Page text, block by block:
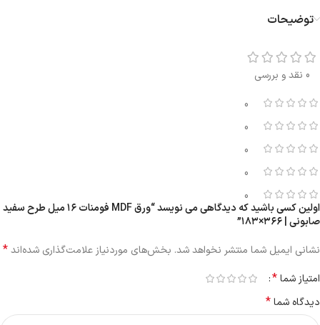
توضیحات
0 نقد و بررسی
0
0
0
0
0
اولین کسی باشید که دیدگاهی می نویسد “ورق MDF فومنات ۱۶ میل طرح سفید
صابونی | ۳۶۶×۱۸۳”
نشانی ایمیل شما منتشر نخواهد شد. بخش‌های موردنیاز علامت‌گذاری شده‌اند*
امتیاز شما*
دیدگاه شما*